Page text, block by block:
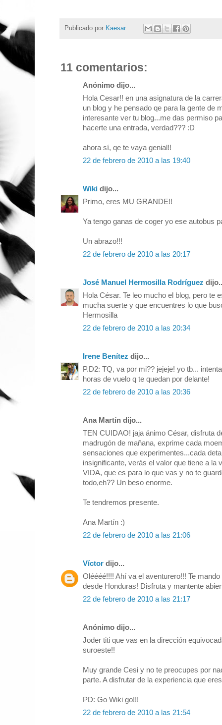
Publicado por Kaesar
11 comentarios:
Anónimo dijo...
Hola Cesar!! en una asignatura de la
un blog y he pensado qe para la gente de
interesante ver tu blog...me das permiso
hacerte una entrada, verdad??? :D
ahora sí, qe te vaya genial!!
22 de febrero de 2010 a las 19:40
Wiki dijo...
Primo, eres MU GRANDE!!
Ya tengo ganas de coger yo ese autobus
Un abrazo!!!
22 de febrero de 2010 a las 20:17
José Manuel Hermosilla Rodríguez
Hola César. Te leo mucho el blog, pero te
mucha suerte y que encuentres lo que
Hermosilla
22 de febrero de 2010 a las 20:34
Irene Benítez dijo...
P.D2: TQ, va por mi?? jejeje! yo tb...
horas de vuelo q te quedan por delante!
22 de febrero de 2010 a las 20:36
Ana Martín dijo...
TEN CUIDAO! jaja ánimo César, disfruta
madrugón de mañana, exprime cada
sensaciones que experimentes...cada
insignificante, verás el valor que tiene a la
VIDA, que es para lo que vas y no te
todo,eh?? Un beso enorme.
Te tendremos presente.
Ana Martín :)
22 de febrero de 2010 a las 21:06
Víctor dijo...
Oléééé!!!! Ahí va el aventurero!!! Te
desde Honduras! Disfruta y mantente
22 de febrero de 2010 a las 21:17
Anónimo dijo...
Joder titi que vas en la dirección
suroeste!!
Muy grande Cesi y no te preocupes por
parte. A disfrutar de la experiencia que
PD: Go Wiki go!!!
22 de febrero de 2010 a las 21:54